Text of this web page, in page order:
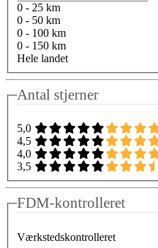
0 - 25 km
0 - 50 km
0 - 100 km
0 - 150 km
Hele landet
Antal stjerner
5,0
4,5
4,0
3,5
FDM-kontrolleret
Værkstedskontrolleret